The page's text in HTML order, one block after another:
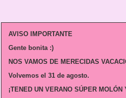
AVISO IMPORTANTE
Gente bonita :)
NOS VAMOS DE MERECIDAS
Volvemos el 31 de agosto.
¡TENED UN VERANO SÚPER